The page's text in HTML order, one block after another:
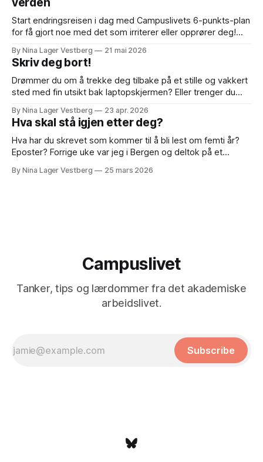
verden
Start endringsreisen i dag med Campuslivets 6-punkts-plan
for få gjort noe med det som irriterer eller opprører deg!
oppover ørene i bacheloroppgaver. Det har aldri vært
vårens vakreste eventyr, men i år opplever jeg
bachelorsensuren som deprimerende
By Nina Lager Vestberg 21 mai 2026
Skriv deg bort!
Drømmer du om å trekke deg tilbake på et stille og vakkert
sted med fin utsikt bak laptopskjermen? Eller trenger du
kommer noen tips til hva du bør tenke på hvis du vil
By Nina Lager Vestberg 23 apr. 2026
Hva skal stå igjen etter deg?
Hva har du skrevet som kommer til å bli lest om femti år?
Eposter? Forrige uke var jeg i Bergen og deltok på et
til ende var kolleger, venner og familiemedlemmer av
By Nina Lager Vestberg 25 mars 2026
Campuslivet
Tanker, tips og lærdommer fra det akademiske
arbeidslivet.
Subscribe